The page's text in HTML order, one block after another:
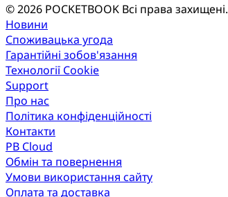
© 2026 POCKETBOOK Всі права захищені.
Новини
Споживацька угода
Гарантійні зобов'язання
Технології Cookie
Support
Про нас
Політика конфіденційності
Контакти
PB Cloud
Обмін та повернення
Умови використання сайту
Оплата та доставка